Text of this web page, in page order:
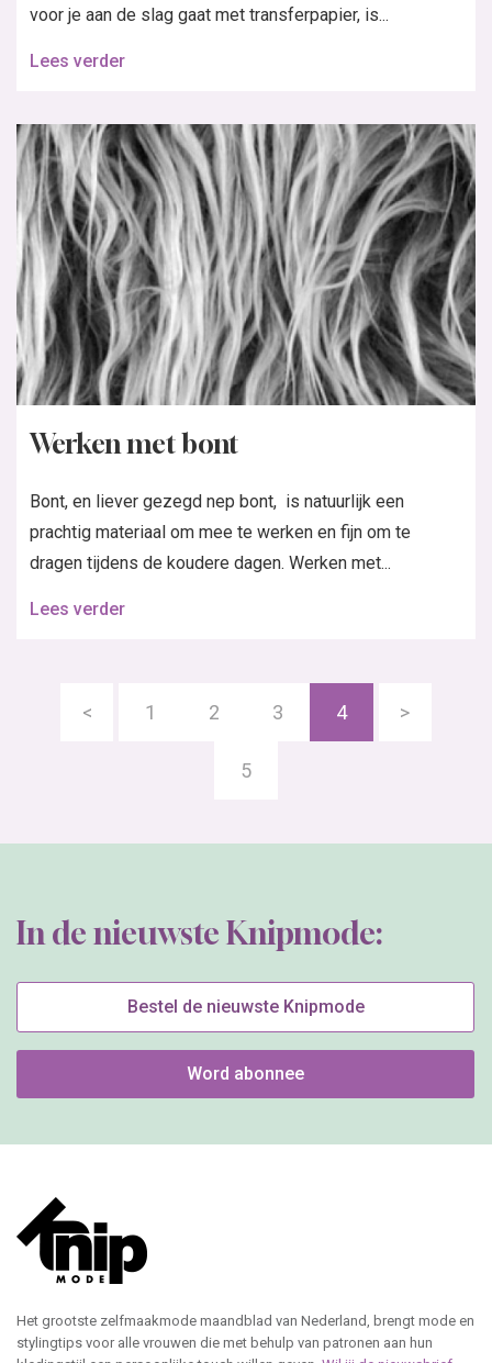
voor je aan de slag gaat met transferpapier, is...
Lees verder
Werken met bont
Bont, en liever gezegd nep bont, is natuurlijk een
prachtig materiaal om mee te werken en fijn om te
dragen tijdens de koudere dagen. Werken met...
Lees verder
< 1 2 3 4
5
>
In de nieuwste Knipmode:
Bestel de nieuwste Knipmode
Word abonnee
Het grootste zelfmaakmode maandblad van Nederland, brengt mode en
stylingtips voor alle vrouwen die met behulp van patronen aan hun